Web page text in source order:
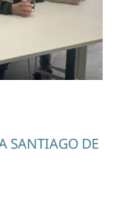
SANTIAGO DE